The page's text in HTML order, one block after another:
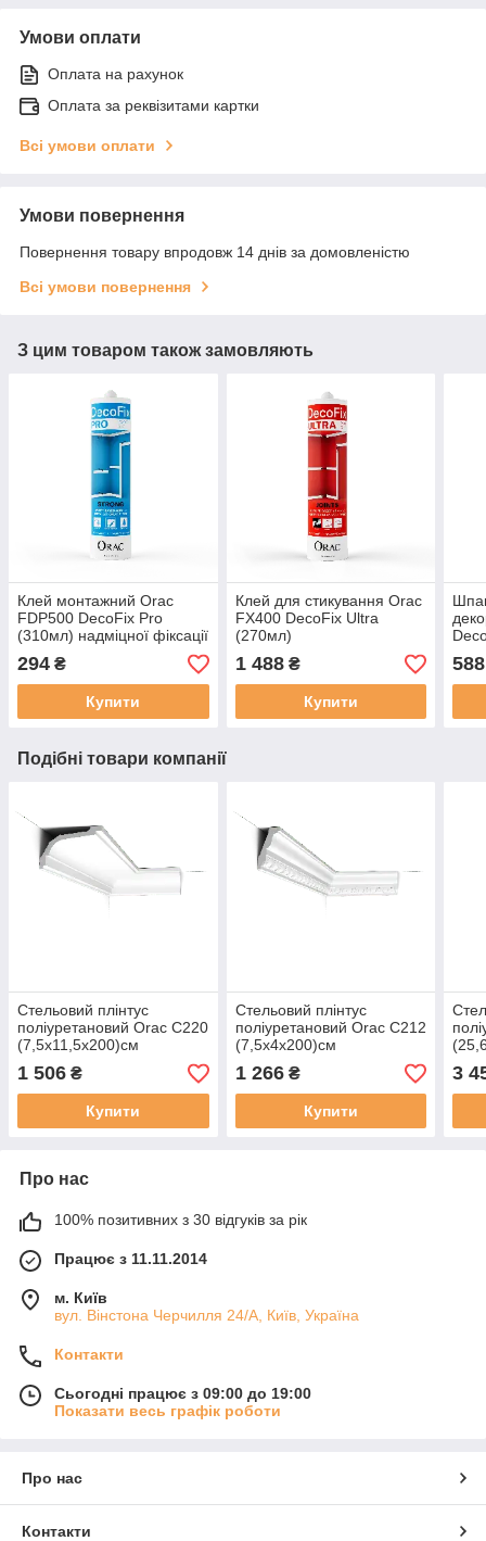
Умови оплати
Оплата на рахунок
Оплата за реквізитами картки
Всі умови оплати
Умови повернення
Повернення товару впродовж 14 днів за домовленістю
Всі умови повернення
З цим товаром також замовляють
Клей монтажний Orac
FDP500 DecoFix Pro
(310мл) надміцної фіксації
294 ₴
Купити
Клей для стикування Orac
FX400 DecoFix Ultra
(270мл)
1 488₴
Купити
588
Подібні товари компанії
Стельовий плінтус
поліуретановий Orac C220
(7,5х11,5х200)см
1 506 ₴
Купити
Стельовий плінтус
поліуретановий Orac C212
(7,5х4х200)см
1 266₴
Купити
3
Про нас
100% позитивних з 30 відгуків за рік
Працює з 11.11.2014
м. Київ
вул. Вінстона Черчилля 24/А, Київ, Україна
Контакти
Сьогодні працює з 09:00 до 19:00
Показати весь графік роботи
Про нас
Контакти